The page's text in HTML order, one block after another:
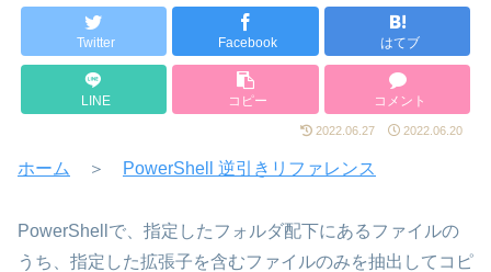
Twitter Facebook はてブ
LINE コピー コメント
2022.06.27 2022.06.20
ホーム ＞ PowerShell 逆引きリファレンス
PowerShellで、指定したフォルダ配下にあるファイルの
うち、指定した拡張子を含むファイルのみを抽出してコピ